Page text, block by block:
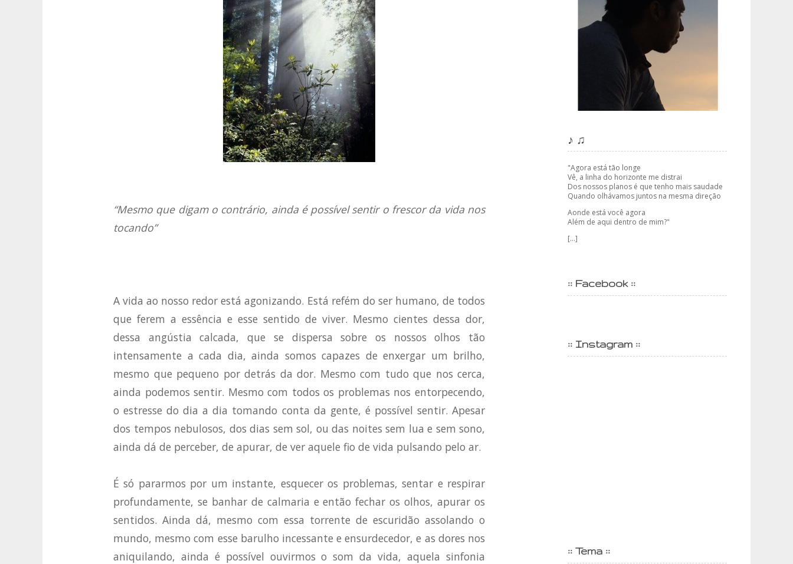
“Mesmo que digam o contrário, ainda é possível sentir o frescor da vida nos
tocando”
A vida ao nosso redor está agonizando. Está refém do ser humano, de todos
que ferem a essência e esse sentido de viver. Mesmo cientes dessa dor,
dessa angústia calcada, que se dispersa sobre os nossos olhos tão
intensamente a cada dia, ainda somos capazes de enxergar um brilho,
mesmo que pequeno por detrás da dor. Mesmo com tudo que nos cerca,
ainda podemos sentir. Mesmo com todos os problemas nos entorpecendo,
o estresse do dia a dia tomando conta da gente, é possível sentir. Apesar
dos tempos nebulosos, dos dias sem sol, ou das noites sem lua e sem sono,
ainda dá de perceber, de apurar, de ver aquele fio de vida pulsando pelo ar.
É só pararmos por um instante, esquecer os problemas, sentar e respirar
profundamente, se banhar de calmaria e então fechar os olhos, apurar os
sentidos. Ainda dá, mesmo com essa torrente de escuridão assolando o
mundo, mesmo com esse barulho incessante e ensurdecedor, e as dores nos
aniquilando, ainda é possível ouvirmos o som da vida, aquela sinfonia
♪ ♫
"Agora está tão longe
Vê, a linha do horizonte me distrai
Dos nossos planos é que tenho mais saudade
Quando olhávamos juntos na mesma direção
Aonde está você agora
Além de aqui dentro de mim?"
[...]
:: Facebook ::
:: Instagram ::
:: Tema ::